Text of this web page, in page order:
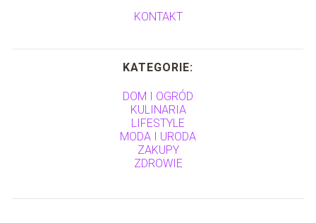
KONTAKT
KATEGORIE:
DOM I OGRÓD
KULINARIA
LIFESTYLE
MODA I URODA
ZAKUPY
ZDROWIE